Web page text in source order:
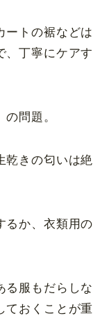
ートの裾などは
、丁寧にケアす
問題。
乾きの匂いは絶
るか、衣類用の
る服もだらしな
ておくことが重